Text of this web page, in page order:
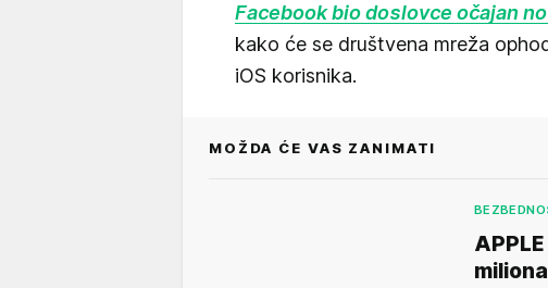
Facebook bio doslovce očajan
kako će se društvena mreža
iOS korisnika.
MOŽDA ĆE VAS ZANIMATI